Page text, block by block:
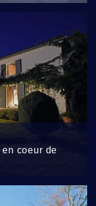
coeur de